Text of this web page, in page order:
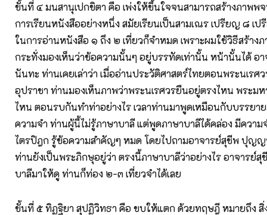
ขั้นที่ ๔ มนสานุเปกขิตา คือ เพ่งให้ขึ้นใจจนสามารถสร้างภาพพ
การเรียนหนังสืออย่างหนึ่ง สมัยเรียนเป็นสามเณร เปรียญ ๘ เป
ในการอ่านหนังสือ ๑ ถึง ๒ เที่ยวก็จำหมด เพราะผมใช้วิธีสร้าง
กระทั่งมองเห็นว่าข้อความนั้นๆ อยู่บรรทัดเท่านั้น หน้านั้นได้ อา
นันทะ ท่านเคยเล่าว่า เมื่ออ่านประวัติศาสตร์ไทยตอนพระนเรศ
อุปราชา ท่านมองเห็นภาพว่าพระนเรศวรยืนอยู่ตรงไหน พระม
ไหน ตอนรบกันทำท่าอย่างไร เวลาท่านมาพูดเหมือนกับบรรยา
ความจำ ท่านผู้นี้ไม่รู้ภาษาบาลี แต่พูดภาษาบาลีได้คล่อง มีควา
ไตรปิฎก รู้ข้อความสำคัญๆ หมด โดยไปถามอาจารย์สุชีพ ปุญ
ท่านยังเป็นพระภิกษุอยู่ว่า ตรงนี้ภาษาบาลีว่าอย่างไร อาจารย์สุ
บาลีมาให้ดู ท่านก็ท่อง ๒-๓ เที่ยวจำได้เลย
ขั้นที่ ๕ ทิฏฐิยา สุปฏิวิทธา คือ ขบให้แตก ด้วยทฤษฎี หมายถึง สิ่